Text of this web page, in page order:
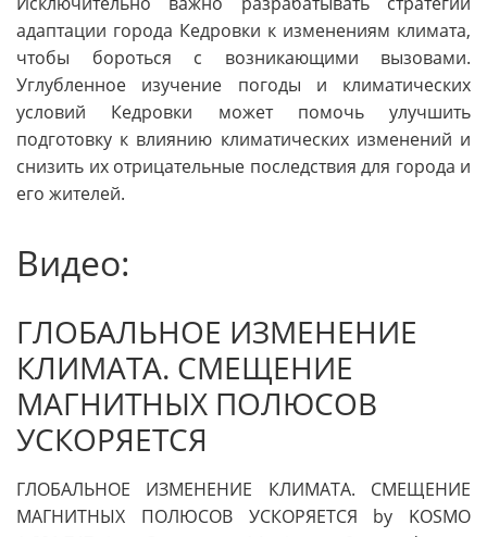
адаптации города Кедровки к изменениям климата,
чтобы бороться с возникающими вызовами.
Углубленное изучение погоды и климатических
условий Кедровки может помочь улучшить
подготовку к влиянию климатических изменений и
снизить их отрицательные последствия для города и
его жителей.
Видео:
ГЛОБАЛЬНОЕ ИЗМЕНЕНИЕ
КЛИМАТА. СМЕЩЕНИЕ
МАГНИТНЫХ ПОЛЮСОВ
УСКОРЯЕТСЯ
ГЛОБАЛЬНОЕ ИЗМЕНЕНИЕ КЛИМАТА. СМЕЩЕНИЕ
МАГНИТНЫХ ПОЛЮСОВ УСКОРЯЕТСЯ by KOSMO